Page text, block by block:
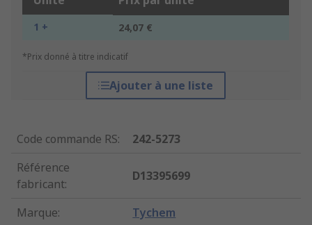
1 + 24,07 €
*Prix donné à titre indicatif
Ajouter à une liste
Code commande RS:
242-5273
Référence
fabricant:
D13395699
Marque: Tychem